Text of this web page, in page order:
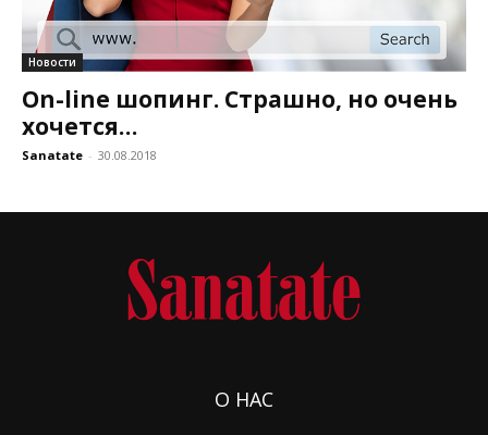
Новости
On-line шопинг. Страшно, но очень
хочется…
Sanatate - 30.08.2018
О НАС